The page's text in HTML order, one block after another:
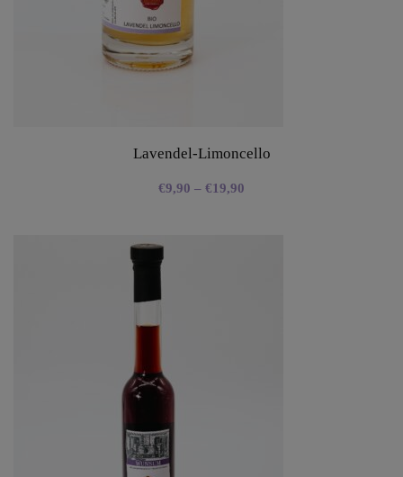
Lavendel-Limoncello
€9,90 – €19,90